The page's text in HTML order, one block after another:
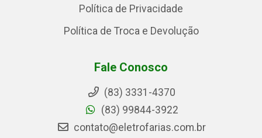
Política de Privacidade
Política de Troca e Devolução
Fale Conosco
(83) 3331-4370
(83) 99844-3922
contato@eletrofarias.com.br